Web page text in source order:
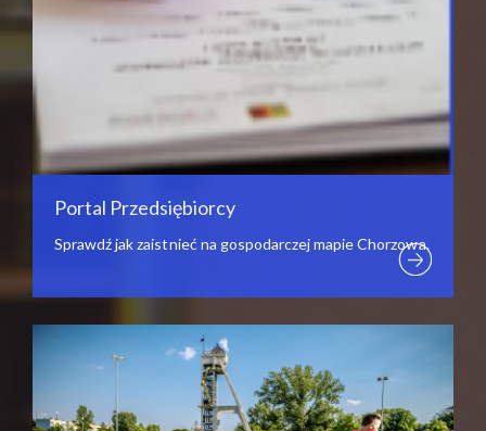
Portal Przedsiębiorcy
Sprawdź jak zaistnieć na gospodarczej mapie Chorzowa.